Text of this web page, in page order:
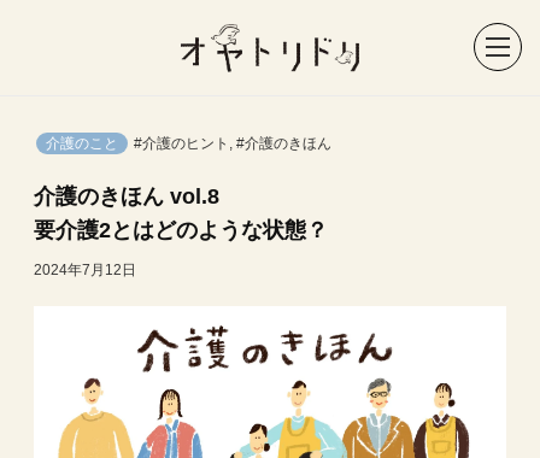
介護のこと #介護のヒント ,#介護のきほん
介護のきほん vol.8
要介護2とはどのような状態？
2024年7月12日